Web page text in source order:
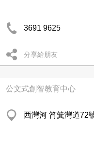
3691 9625
分享給朋友
公文式創智教育中心
西灣河 筲箕灣道72